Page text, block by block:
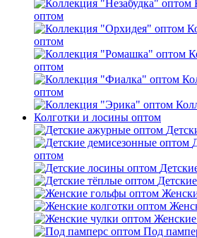
оптом
оптом
оптом
оптом
Колготки и лосины оптом
оптом
Под